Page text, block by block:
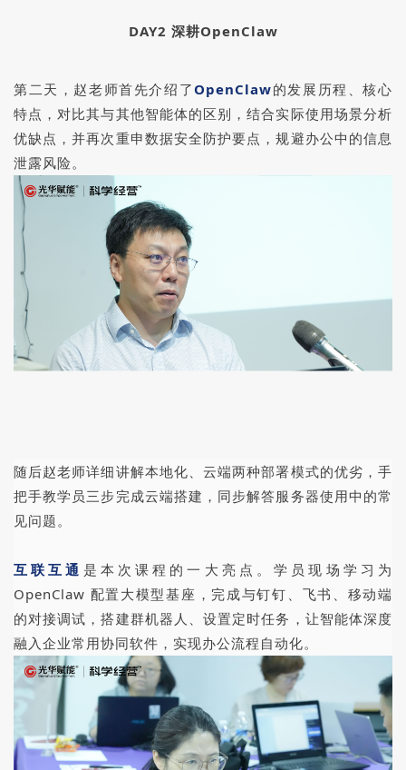
DAY2 深耕OpenClaw
第二天，赵老师首先介绍了 OpenClaw的发展历程、核心
特点，对比其与其他智能体的区别，结合实际使用场景分析
优缺点，并再次重申数据安全防护要点，规避办公中的信息
泄露风险。
随后赵老师详细讲解本地化、云端两种部署模式的优劣，手
把手教学员三步完成云端搭建，同步解答服务器使用中的常
见问题。
互联互通 是本次课程的一大亮点。学员现场学习为
OpenClaw 配置大模型基座，完成与钉钉、飞书、移动端
的对接调试，搭建群机器人、设置定时任务，让智能体深度
融入企业常用协同软件，实现办公流程自动化。